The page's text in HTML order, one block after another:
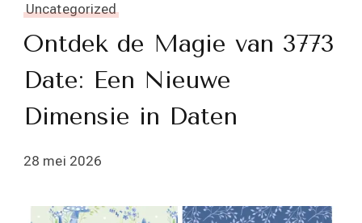
Uncategorized
Ontdek de Magie van 3773
Date: Een Nieuwe
Dimensie in Daten
28 mei 2026